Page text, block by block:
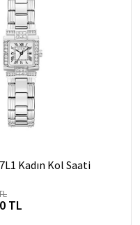
Kadın Kol Saati
TL